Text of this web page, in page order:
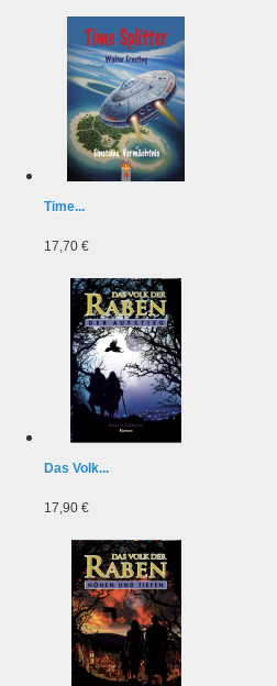
Time...
17,70 €
Das Volk...
17,90 €